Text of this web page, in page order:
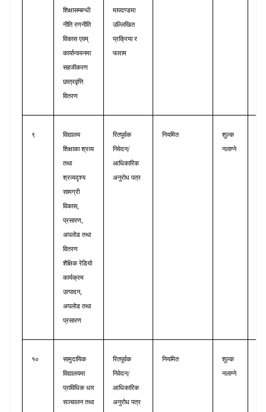
शिक्षासम्बन्धी
नीति रणनीति
विकास एवम्
कार्यान्वयनमा
सहजीकरण
छात्रवृत्ति
वितरण
मापदण्डमा
उल्लिखित
प्रक्रिया र
फाराम
९ विद्यालय
शिक्षाका श्रव्य
तथा
श्रव्यदृश्य
सामग्री
विकास,
प्रसारण,
अपलोड तथा
वितरण
शैक्षिक रेडियो
कार्यक्रम
उत्पादन,
अपलोड तथा
प्रसारण
रितपूर्वक
निवेदन/
आधिकारिक
अनुरोध पत्र
नियमित शुल्क
नलाग्ने
१० सामुदायिक
विद्यालयमा
प्राविधिक धार
सञ्चालन तथा
रितपूर्वक
निवेदन/
आधिकारिक
अनुरोध पत्र
नियमित शुल्क
नलाग्ने